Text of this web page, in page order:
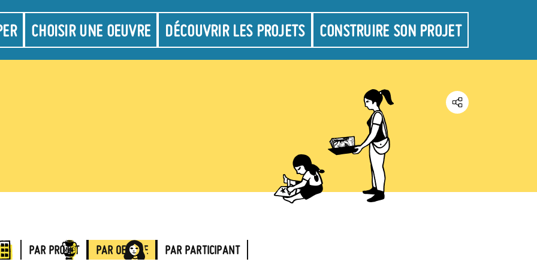
CHOISIR UNE OEUVRE DÉCOUVRIR LES PROJETS CONSTRUIRE SON PROJET
Partager
PAR PROJET PAR OEUVRE PAR PARTICIPANT